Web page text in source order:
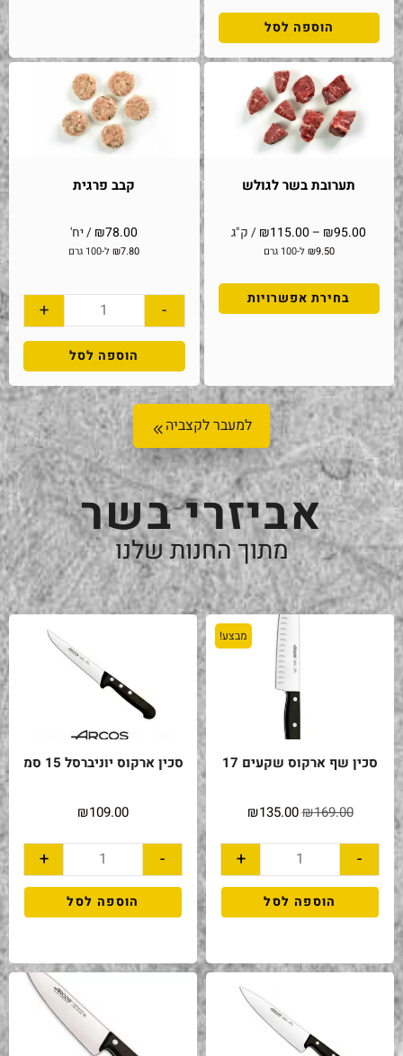
הוספה לסל
תערובת בשר לגולש
₪95.00
–
₪115.00 / ק"ג
₪9.50 ל-100 גרם
בחירת אפשרויות
קבב פרגית
₪78.00 / יח'
₪7.80 ל-100 גרם
-
+
הוספה לסל
למעבר לקצביה
אביזרי בשר
מתוך החנות שלנו
מבצע!
סכין שף ארקוס שקעים 17
₪169.00
₪135.00
-
+
הוספה לסל
סכין ארקוס יוניברסל 15 סמ
₪109.00
-
+
הוספה לסל